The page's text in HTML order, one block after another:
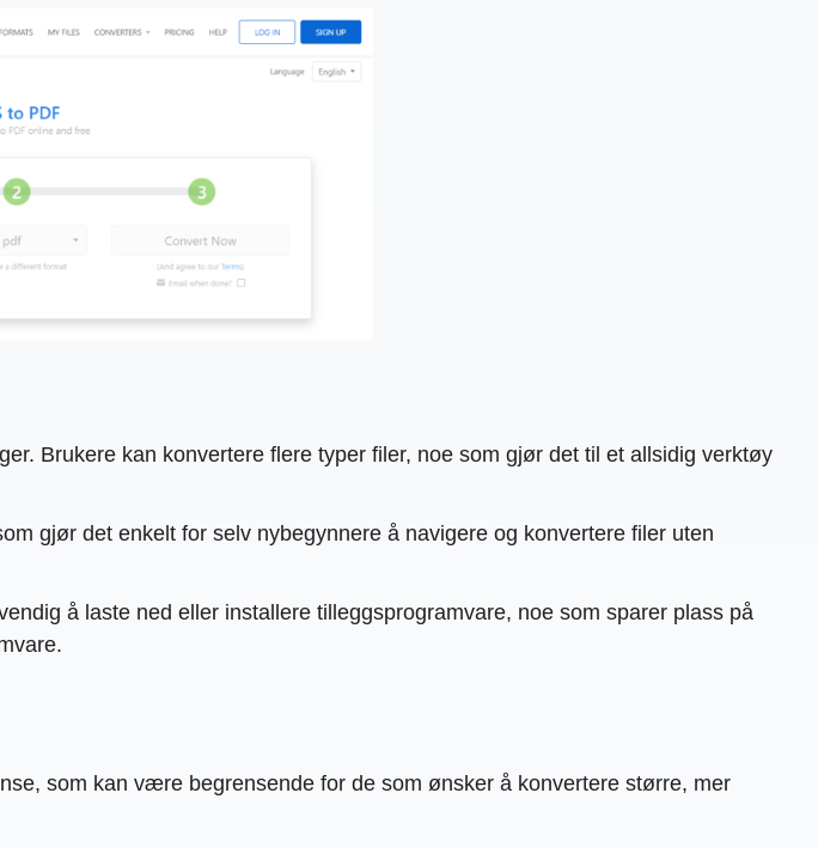
Brukere kan konvertere flere typer filer, noe som gjør det til et allsidig verktøy
gjør det enkelt for selv nybegynnere å navigere og konvertere filer uten
å laste ned eller installere tilleggsprogramvare, noe som sparer plass på
som kan være begrensende for de som ønsker å konvertere større, mer